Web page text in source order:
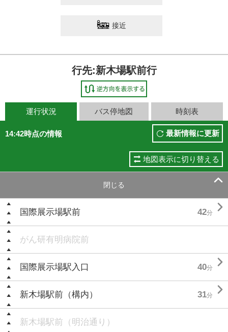
接近
行先:新木場駅前行
運行状況 バス停地図 時刻表
14:42時点の情報 最新情報に更新
地図表示に切り替える
閉じる 
国際展示場駅前 42分 
がん研有明病院前
国際展示場駅入口 40分 
新木場駅前（構内） 31分 
新木場駅前（明治通り）